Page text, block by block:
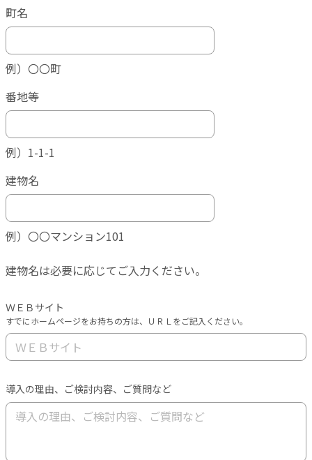
町名
例）〇〇町
番地等
例）1-1-1
建物名
例）〇〇マンション101
建物名は必要に応じてご入力ください。
ＷＥＢサイト
すでにホームページをお持ちの方は、ＵＲＬをご記入ください。
導入の理由、ご検討内容、ご質問など